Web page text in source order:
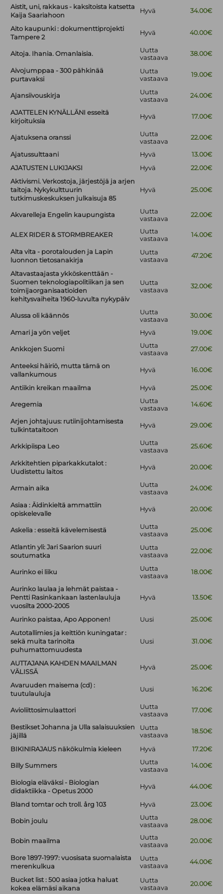
Aistit, uni, rakkaus - kaksitoista katsetta
Kaija Saariahoon
Hyvä 34.00€
Aito kaupunki : dokumenttiprojekti
Tampere 2
Hyvä 40.00€
Aitoja. Ihania. Omanlaisia.
Uutta
vastaava
38.00€
Aivojumppaa - 300 pähkinää
purtavaksi
Uutta
vastaava
19.00€
Ajansiivouskirja
Uutta
vastaava
24.00€
AJATTELEN KYNÄLLÄNI esseitä
kirjoituksia
Hyvä 17.00€
Ajatuksena oranssi
Uutta
vastaava
22.00€
Ajatussulttaani Hyvä
13.00€
AJATUSTEN LUKIJAKSI
Hyvä
22.00€
Aktivismi. Verkostoja, järjestöjä ja arjen
taitoja. Nykykulttuurin
tutkimuskeskuksen julkaisuja 85
Hyvä 25.00€
Akvarelleja Engelin kaupungista
Uutta
vastaava
22.00€
ALEX RIDER & STORMBREAKER
Uutta
vastaava
14.00€
Alta vita - porotalouden ja Lapin
luonnon tietosanakirja
Uutta
vastaava
47.20€
Altavastaajasta ykköskenttään -
Suomen teknologiapolitiikan ja sen
toimijaorganisaatioiden
kehitysvaiheita 1960-luvulta nykypäiv
Uutta
vastaava
32.00€
Alussa oli käännös
Uutta
vastaava
30.00€
Amari ja yön veljet Hyvä 19.00€
Ankkojen Suomi
Uutta
vastaava
27.00€
Anteeksi häiriö, mutta tämä on
vallankumous
Hyvä 16.00€
Antiikin kreikan maailma Hyvä 25.00€
Aregemia
Uutta
vastaava
14.60€
Arjen johtajuus: rutiinijohtamisesta
tulkintataitoon
Hyvä 29.00€
Arkkipiispa Leo
Uutta
vastaava
25.60€
Arkkitehtien piparkakkutalot :
Uudistettu laitos
Hyvä 20.00€
Armain aika
Uutta
vastaava
24.00€
Asiaa : Äidinkieltä ammattiin
opiskelevalle
Hyvä 20.00€
Askelia : esseitä kävelemisestä
Uutta
vastaava
25.00€
Atlantin yli: Jari Saarion suuri
soutumatka
Uutta
vastaava
22.00€
Aurinko ei liiku
Uutta
vastaava
18.00€
Aurinko laulaa ja lehmät paistaa -
Pentti Rasinkankaan lastenlauluja
vuosilta 2000-2005
Hyvä 13.50€
Aurinko paistaa, Apo Apponen! Uusi
25.00€
Autotallimies ja keittiön kuningatar :
sekä muita tarinoita
puhumattomuudesta
Uusi 31.00€
AUTTAJANA KAHDEN MAAILMAN
VÄLISSÄ
Hyvä 25.00€
Avaruuden maisema (cd) :
tuutulauluja
Uusi 16.20€
Avioliittosimulaattori
Uutta
vastaava
17.00€
Bestikset Johanna ja Ulla salaisuuksien
jäjillä
Uutta
vastaava
18.50€
BIKINIRAJAUS näkökulmia kieleen Hyvä 17.20€
Billy Summers
Uutta
vastaava
14.00€
Biologia eläväksi - Biologian
didaktiikka - Opetus 2000
Hyvä 44.00€
Bland tomtar och troll. årg 103 Hyvä 23.00€
Bobin joulu
Uutta
vastaava
28.00€
Bobin maailma
Uutta
vastaava
20.00€
Bore 1897-1997: vuosisata suomalaista
merenkulkua
Uutta
vastaava
44.00€
Bucket list : 500 asiaa jotka haluat
kokea elämäsi aikana
Uutta
vastaava
20.00€